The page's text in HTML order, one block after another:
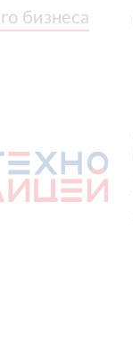
бизнеса
бизнеса